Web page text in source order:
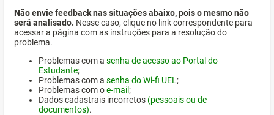
Não envie feedback nas situações abaixo, pois o mesmo não
será analisado. Nesse caso, clique no link correspondente para
acessar a página com as instruções para a resolução do
problema.
Problemas com a senha de acesso ao Portal do
Estudante;
Problemas com a senha do Wi-fi UEL ;
Problemas com oe-mail;
Dados cadastrais incorretos (pessoais ou de
documentos).